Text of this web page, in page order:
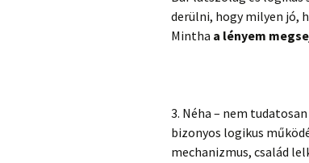
derülni, hogy milyen jó,
Mintha a lényem
3. Néha – nem
bizonyos logikus
mechanizmus, család